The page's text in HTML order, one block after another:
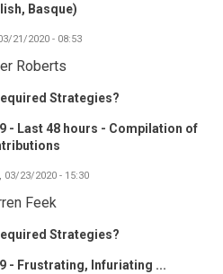
Basque)
21/2020 - 08:53
Roberts
Strategies?
- Last 48 hours - Compilation of
03/23/2020 - 15:30
Feek
Strategies?
- Frustrating, Infuriating ...